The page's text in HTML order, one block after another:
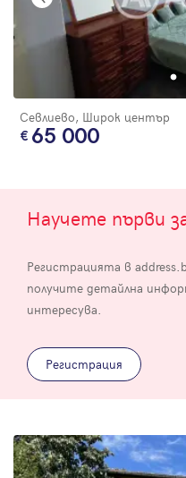
Севлиево, Широк център
65 000
Научете първи
Регистрацията в
получите детайлна
интересува.
Регистрация